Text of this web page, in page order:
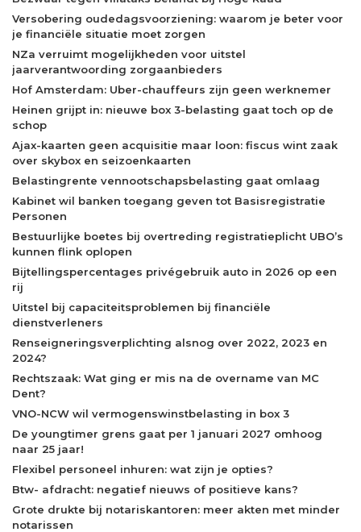
Versobering oudedagsvoorziening: waarom je beter voor
je financiële situatie moet zorgen
NZa verruimt mogelijkheden voor uitstel
jaarverantwoording zorgaanbieders
Hof Amsterdam: Uber-chauffeurs zijn geen werknemer
Heinen grijpt in: nieuwe box 3-belasting gaat toch op de
schop
Ajax-kaarten geen acquisitie maar loon: fiscus wint zaak
over skybox en seizoenkaarten
Belastingrente vennootschapsbelasting gaat omlaag
Kabinet wil banken toegang geven tot Basisregistratie
Personen
Bestuurlijke boetes bij overtreding registratieplicht UBO’s
kunnen flink oplopen
Bijtellingspercentages privégebruik auto in 2026 op een
rij
Uitstel bij capaciteitsproblemen bij financiële
dienstverleners
Renseigneringsverplichting alsnog over 2022, 2023 en
2024?
Rechtszaak: Wat ging er mis na de overname van MC
Dent?
VNO-NCW wil vermogenswinstbelasting in box 3
De youngtimer grens gaat per 1 januari 2027 omhoog
naar 25 jaar!
Flexibel personeel inhuren: wat zijn je opties?
Btw- afdracht: negatief nieuws of positieve kans?
Grote drukte bij notariskantoren: meer akten met minder
notarissen